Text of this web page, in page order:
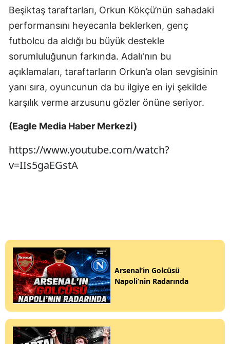
Beşiktaş taraftarları, Orkun Kökçü’nün sahadaki
performansını heyecanla beklerken, genç
futbolcu da aldığı bu büyük destekle
sorumluluğunun farkında. Adalı'nın bu
açıklamaları, taraftarların Orkun’a olan sevgisinin
yanı sıra, oyuncunun da bu ilgiye en iyi şekilde
karşılık verme arzusunu gözler önüne seriyor.
(Eagle Media Haber Merkezi)
https://www.youtube.com/watch?
v=IIs5gaEGstA
Arsenal’in Golcüsü
Napoli’nin Radarında